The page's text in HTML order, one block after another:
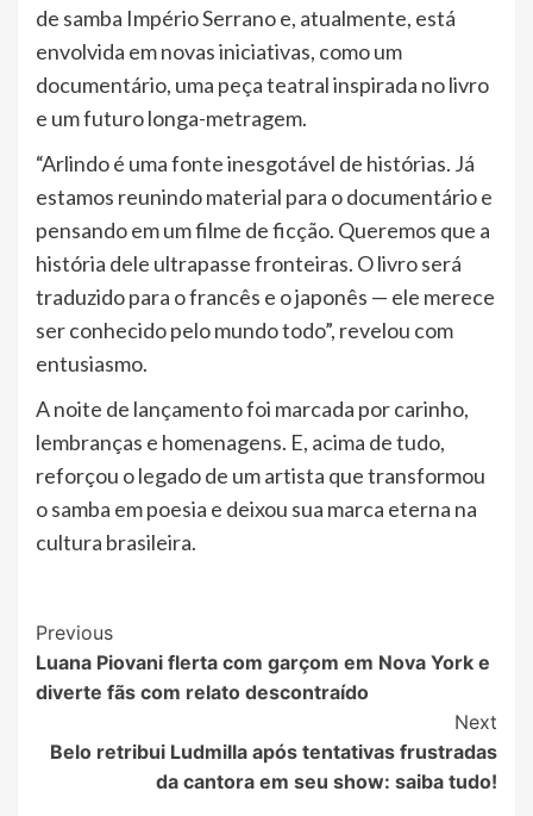
de samba Império Serrano e, atualmente, está
envolvida em novas iniciativas, como um
documentário, uma peça teatral inspirada no livro
e um futuro longa-metragem.
“Arlindo é uma fonte inesgotável de histórias. Já
estamos reunindo material para o documentário e
pensando em um filme de ficção. Queremos que a
história dele ultrapasse fronteiras. O livro será
traduzido para o francês e o japonês — ele merece
ser conhecido pelo mundo todo”, revelou com
entusiasmo.
A noite de lançamento foi marcada por carinho,
lembranças e homenagens. E, acima de tudo,
reforçou o legado de um artista que transformou
o samba em poesia e deixou sua marca eterna na
cultura brasileira.
Post
Navigation
Previous
Luana Piovani flerta com garçom em Nova York e
diverte fãs com relato descontraído
Next
Belo retribui Ludmilla após tentativas frustradas
da cantora em seu show: saiba tudo!